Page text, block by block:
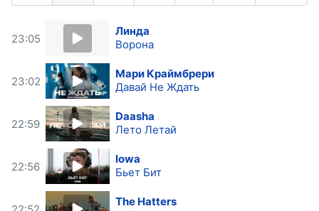
23:05
Линда
Ворона
23:02
Мари Краймбрери
Давай Не Ждать
22:59
Daasha
Лето Летай
22:56
Iowa
Бьет Бит
The Hatters